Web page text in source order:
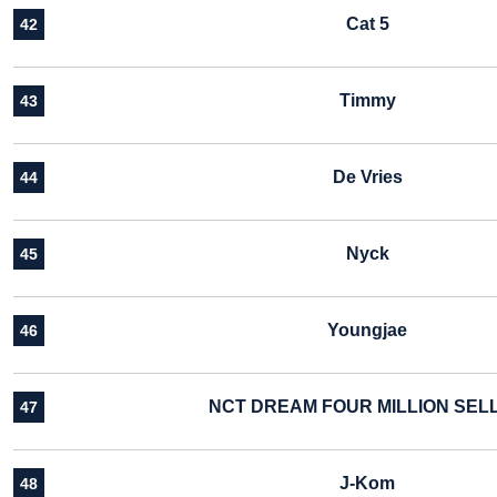
42 Cat 5
43 Timmy
44 De Vries
45 Nyck
46 Youngjae
47 NCT DREAM FOUR MILLION
48 J-Kom